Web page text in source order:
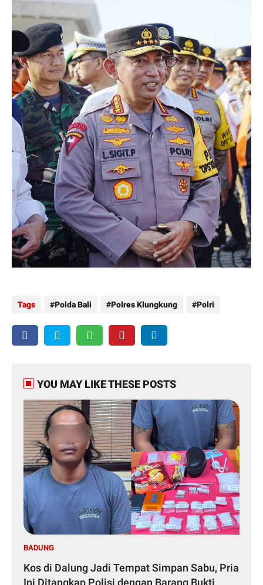
Tags Polda Bali Polres Klungkung Polri
YOU MAY LIKE THESE POSTS
BADUNG
Kos di Dalung Jadi Tempat Simpan Sabu, Pria